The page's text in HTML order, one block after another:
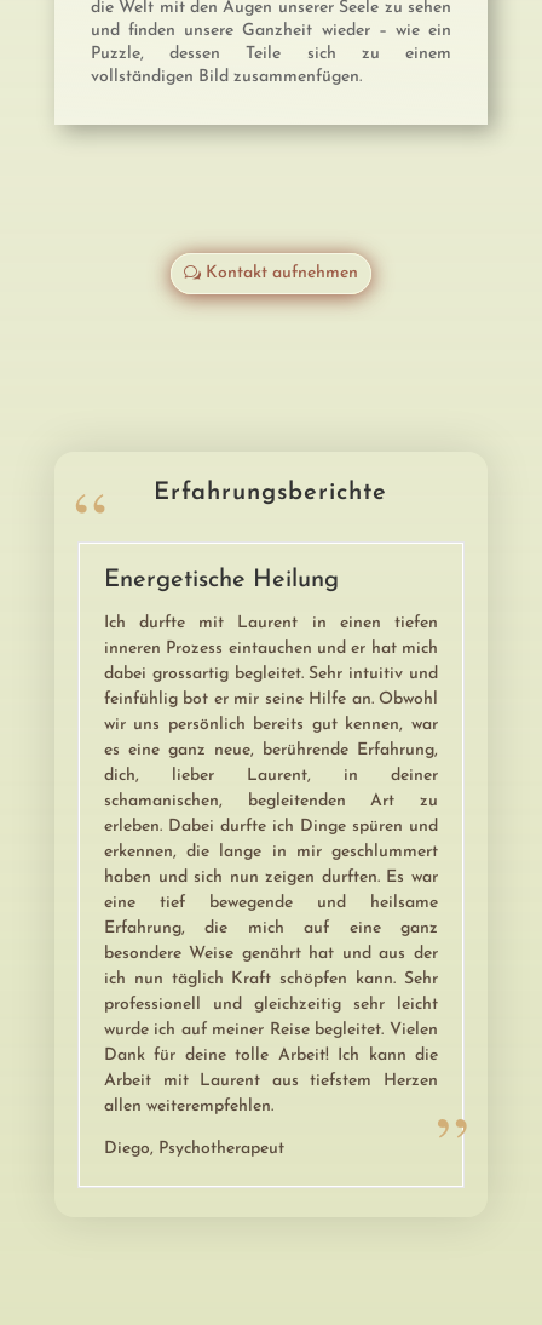
die Welt mit den Augen unserer Seele zu sehen
und finden unsere Ganzheit wieder – wie ein
Puzzle, dessen Teile sich zu einem
vollständigen Bild zusammenfügen.
Kontakt aufnehmen
Erfahrungsberichte
Energetische Heilung
Ich durfte mit Laurent in einen tiefen
inneren Prozess eintauchen und er hat mich
dabei grossartig begleitet. Sehr intuitiv und
feinfühlig bot er mir seine Hilfe an. Obwohl
wir uns persönlich bereits gut kennen, war
es eine ganz neue, berührende Erfahrung,
dich, lieber Laurent, in deiner
schamanischen, begleitenden Art zu
erleben. Dabei durfte ich Dinge spüren und
erkennen, die lange in mir geschlummert
haben und sich nun zeigen durften. Es war
eine tief bewegende und heilsame
Erfahrung, die mich auf eine ganz
besondere Weise genährt hat und aus der
ich nun täglich Kraft schöpfen kann. Sehr
professionell und gleichzeitig sehr leicht
wurde ich auf meiner Reise begleitet. Vielen
Dank für deine tolle Arbeit! Ich kann die
Arbeit mit Laurent aus tiefstem Herzen
allen weiterempfehlen.
Diego, Psychotherapeut